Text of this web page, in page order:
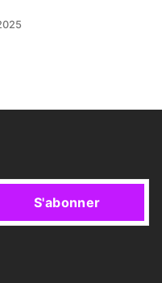
S'abonner